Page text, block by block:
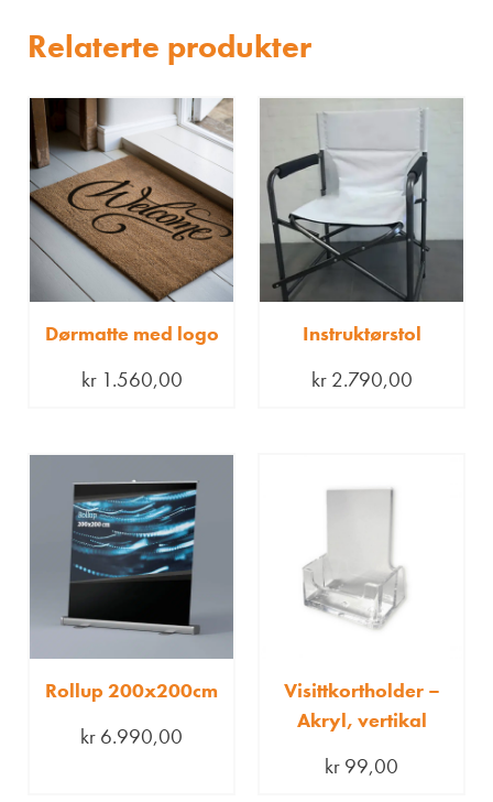
Relaterte produkter
Dørmatte med logo
kr1.560,00
Instruktørstol
kr2.790,00
Rollup 200x200cm
kr 6.990,00
Visittkortholder –
Akryl, vertikal
kr 99,00